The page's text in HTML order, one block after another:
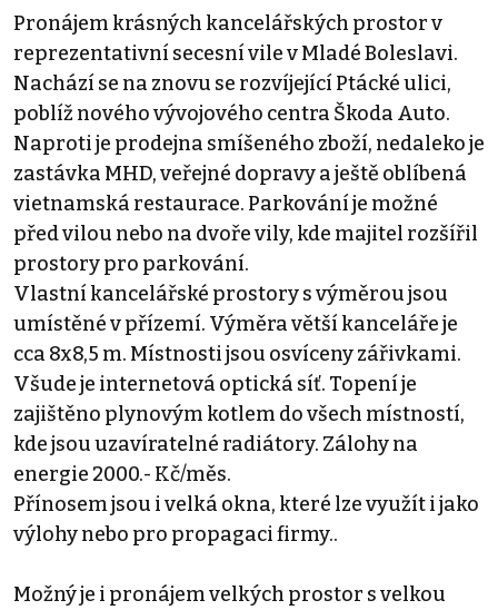
Pronájem krásných kancelářských prostor v
reprezentativní secesní vile v Mladé Boleslavi.
Nachází se na znovu se rozvíjející Ptácké ulici,
poblíž nového vývojového centra Škoda Auto.
Naproti je prodejna smíšeného zboží, nedaleko je
zastávka MHD, veřejné dopravy a ještě oblíbená
vietnamská restaurace. Parkování je možné
před vilou nebo na dvoře vily, kde majitel rozšířil
prostory pro parkování.
Vlastní kancelářské prostory s výměrou jsou
umístěné v přízemí. Výměra větší kanceláře je
cca 8x8,5 m. Místnosti jsou osvíceny zářivkami.
Všude je internetová optická síť. Topení je
zajištěno plynovým kotlem do všech místností,
kde jsou uzavíratelné radiátory. Zálohy na
energie 2000.- Kč/měs.
Přínosem jsou i velká okna, které lze využít i jako
výlohy nebo pro propagaci firmy..
Možný je i pronájem velkých prostor s velkou